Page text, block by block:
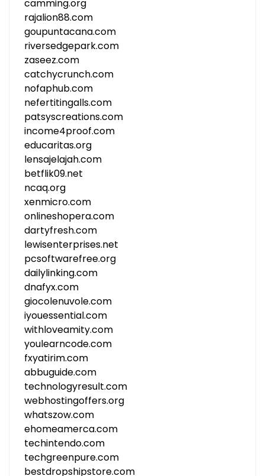
camming.org
rajalion88.com
goupuntacana.com
riversedgepark.com
zaseez.com
catchycrunch.com
nofaphub.com
nefertitingalls.com
patsyscreations.com
income4proof.com
educaritas.org
lensajelajah.com
betflik09.net
ncaq.org
xenmicro.com
onlineshopera.com
dartyfresh.com
lewisenterprises.net
pcsoftwarefree.org
dailylinking.com
dnafyx.com
giocolenuvole.com
iyouessential.com
withloveamity.com
youlearncode.com
fxyatirim.com
abbuguide.com
technologyresult.com
webhostingoffers.org
whatszow.com
ehomeamerca.com
techintendo.com
techgreenpure.com
bestdropshipstore.com